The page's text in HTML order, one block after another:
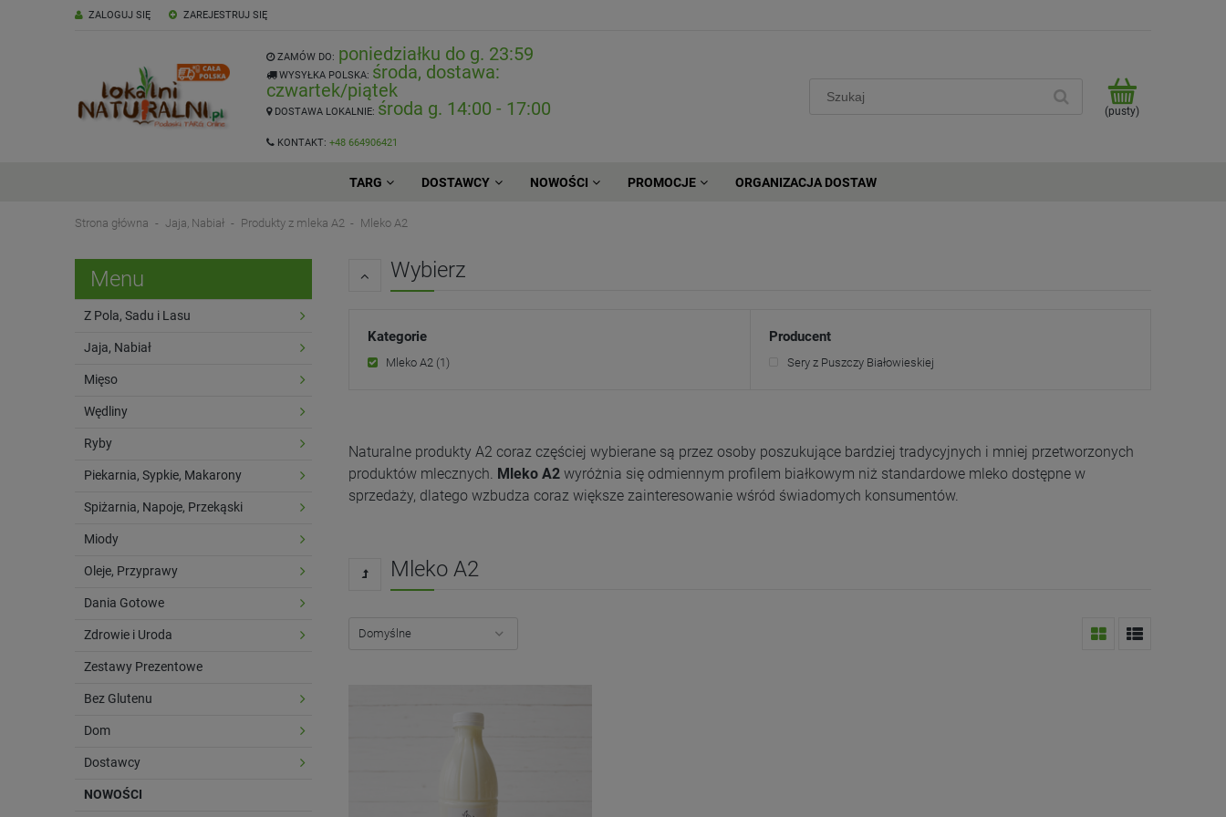
ZAREJESTRUJ SIĘ
ZALOGUJ SIĘ
ZAMÓW DO: poniedziałku do g. 23:59
WYSYŁKA POLSKA: środa, dostawa:
czwartek/piątek
DOSTAWA LOKALNIE: środa g. 14:00 - 17:00
KONTAKT: +48 664906421
(pusty)
TARG DOSTAWCY NOWOŚCI PROMOCJE ORGANIZACJA DOSTAW
Strona główna Jaja, Nabiał Produkty z mleka A2 Mleko A2
Menu
Z Pola, Sadu i Lasu
Jaja, Nabiał
Mięso
Wędliny
Ryby
Piekarnia, Sypkie, Makarony
Spiżarnia, Napoje, Przekąski
Miody
Oleje, Przyprawy
Dania Gotowe
Zdrowie i Uroda
Zestawy Prezentowe
Bez Glutenu
Dom
Dostawcy
NOWOŚCI
Wybierz
Kategorie
Mleko A2 (1)
Producent
Sery z Puszczy Białowieskiej
Naturalne produkty A2 coraz częściej wybierane są przez osoby poszukujące bardziej tradycyjnych i mniej przetworzonych
produktów mlecznych. Mleko A2 wyróżnia się odmiennym profilem białkowym niż standardowe mleko dostępne w
sprzedaży, dlatego wzbudza coraz większe zainteresowanie wśród świadomych konsumentów.
Mleko A2